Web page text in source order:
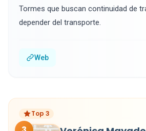
Tormes que buscan continuidad de
depender del transporte.
Web
Top 3